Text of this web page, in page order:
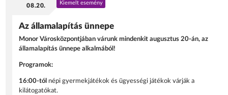
08.20.
Kiemelt esemény
Az államalapítás ünnepe
Monor Városközpontjában várunk mindenkit augusztus 20-án, az
államalapítás ünnepe alkalmából!
Programok:
16:00-tól népi gyermekjátékok és ügyességi játékok várják a
kilátogatókat.